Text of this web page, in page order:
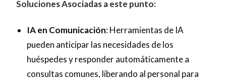
Soluciones Asociadas a este punto:
IA en Comunicación: Herramientas de IA
pueden anticipar las necesidades de los
huéspedes y responder automáticamente a
consultas comunes, liberando al personal para